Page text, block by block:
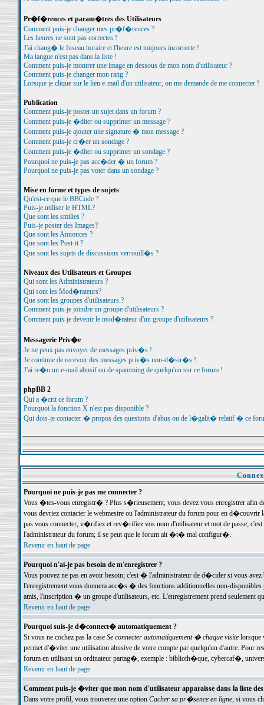
Pr�f�rences et param�tres des Utilisateurs
Comment puis-je changer mes pr�f�rences ?
Les heures ne sont pas correctes !
J'ai chang� le fuseau horaire et l'heure est toujours incorrecte !
Ma langue n'est pas dans la liste !
Comment puis-je montrer une image en dessous de mon nom d'utilisateur ?
Comment puis-je changer mon rang ?
Lorsque je clique sur le lien e-mail d'un utilisateur, on me demande de me connecter !
Publication
Comment puis-je poster un sujet dans un forum ?
Comment puis-je �diter ou supprimer un message ?
Comment puis-je ajouter une signature � mon message ?
Comment puis-je cr�er un sondage ?
Comment puis-je �diter ou supprimer un sondage ?
Pourquoi ne puis-je pas acc�der � un forum ?
Pourquoi ne puis-je pas voter dans un sondage ?
Mise en forme et types de sujets
Qu'est-ce que le BBCode ?
Puis-je utiliser le HTML?
Que sont les smilies ?
Puis-je poster des Images?
Que sont les Annonces ?
Que sont les Post-it ?
Que sont les sujets de discussions verrouill�s ?
Niveaux des Utilisateurs et Groupes
Qui sont les Administrateurs ?
Qui sont les Mod�rateurs?
Que sont les groupes d'utilisateurs ?
Comment puis-je joindre un groupe d'utilisateurs ?
Comment puis-je devenir le mod�rateur d'un groupe d'utilisateurs ?
Messagerie Priv�e
Je ne peux pas envoyer de messages priv�s !
Je continue de recevoir des messages priv�s non-d�sir�s !
J'ai re�u un e-mail abusif ou de spamming de quelqu'un sur ce forum !
phpBB 2
Qui a �crit ce forum ?
Pourquoi la fonction X n'est pas disponible ?
Qui dois-je contacter � propos des questions d'abus ou de l�galit� relatif � ce
Pourquoi ne puis-je pas me connecter ?
Vous �tes-vous enregistr� ? Plus s�rieusement, vous devez vous enregistrer
vous devriez contacter le webmestre ou l'administrateur du forum pour en
pas vous connecter, v�rifiez et rev�rifiez vos nom d'utilisateur et mot de passe;
l'administrateur du forum; il se peut que le forum ait �t� mal configur�.
Revenir en haut de page
Pourquoi n'ai-je pas besoin de m'enregistrer ?
Vous pouvez ne pas en avoir besoin; c'est � l'administrateur de d�cider si vous
l'enregistrement vous donnera acc�s � des fonctions additionnelles non-
amis, l'inscription � un groupe d'utilisateurs, etc. L'enregistrement prend seulement
Revenir en haut de page
Pourquoi suis-je d�connect� automatiquement ?
Si vous ne cochez pas la case Se connecter automatiquement � chaque visitelorsque
permet d'�viter une utilisation abusive de votre compte par quelqu'un d'autre. Pour
forum en utilisant un ordinateur partag�, exemple : biblioth�que, cybercaf�,
Revenir en haut de page
Comment puis-je �viter que mon nom d'utilisateur apparaisse dans la liste
Dans votre profil, vous trouverez une option Cacher sa pr�sence en ligne; si vous